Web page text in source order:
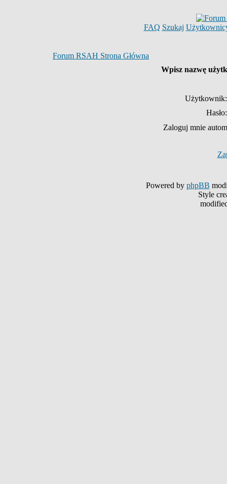
FAQ Szukaj
Forum RSAH Strona Główna
Wpisz nazwę
Użytkownik:
Hasło:
Zaloguj mnie
Powered by phpBB
Style